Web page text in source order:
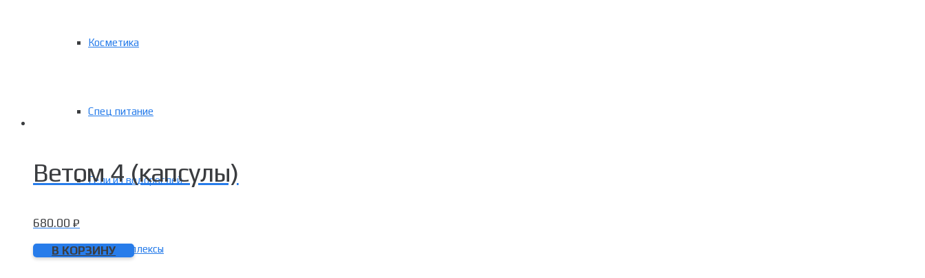
Косметика
Спец питание
Гели из водорослей
Фитокомплексы
Ветом 4 (капсулы)
680.00 ₽
В КОРЗИНУ